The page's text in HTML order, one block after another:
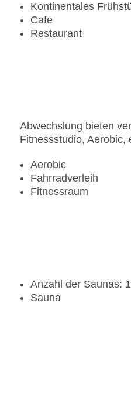
Kontinentales
Cafe
Restaurant
Abwechslung bieten
Fitnessstudio, Aerobic,
Aerobic
Fahrradverleih
Fitnessraum
Anzahl der Saunas: 1
Sauna